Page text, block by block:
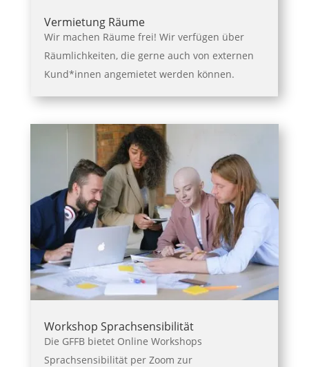
Vermietung Räume
Wir machen Räume frei! Wir verfügen über
Räumlichkeiten, die gerne auch von externen
Kund*innen angemietet werden können.
Workshop Sprachsensibilität
Die GFFB bietet Online Workshops
Sprachsensibilität per Zoom zur